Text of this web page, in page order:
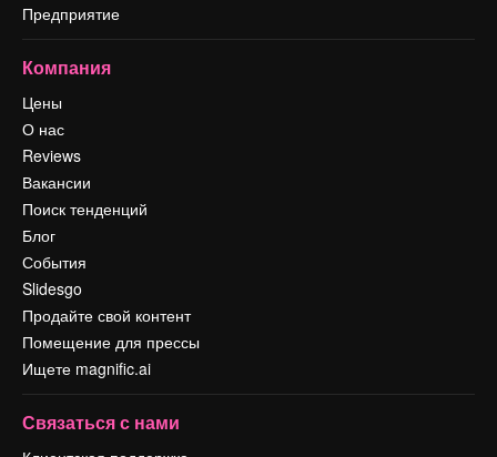
Предприятие
Компания
Цены
О нас
Reviews
Вакансии
Поиск тенденций
Блог
События
Slidesgo
Продайте свой контент
Помещение для прессы
Ищете magnific.ai
Связаться с нами